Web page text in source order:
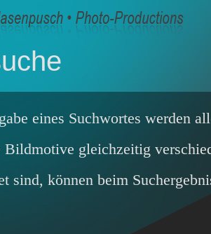
eines Suchwortes werden
gleichzeitig
sind, können beim